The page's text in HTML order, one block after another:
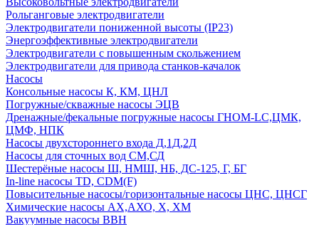
Рольганговые электродвигатели
Электродвигатели пониженной высоты (IP23)
Энергоэффективные электродвигатели
Электродвигатели с повышенным скольжением
Электродвигатели для привода станков-качалок
Насосы
Консольные насосы К, КМ, ЦНЛ
Погружные/скважные насосы ЭЦВ
Дренажные/фекальные погружные насосы ГНОМ-LC,ЦМК,
ЦМФ, НПК
Насосы двухстороннего входа Д,1Д,2Д
Насосы для сточных вод СМ,СД
Шестерёные насосы Ш, НМШ, НБ, ДС-125, Г, БГ
In-line насосы TD, CDM(F)
Повысительные насосы/горизонтальные насосы ЦНС, ЦНСГ
Химические насосы АХ,АХО, Х, ХМ
Вакуумные насосы ВВН